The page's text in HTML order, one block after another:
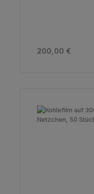
Regulärer Preis:
200,00 €